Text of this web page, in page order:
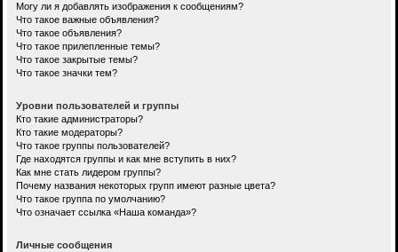
Могу ли я добавлять изображения к сообщениям?
Что такое важные объявления?
Что такое объявления?
Что такое прилепленные темы?
Что такое закрытые темы?
Что такое значки тем?
Уровни пользователей и группы
Кто такие администраторы?
Кто такие модераторы?
Что такое группы пользователей?
Где находятся группы и как мне вступить в них?
Как мне стать лидером группы?
Почему названия некоторых групп имеют разные цвета?
Что такое группа по умолчанию?
Что означает ссылка «Наша команда»?
Личные сообщения